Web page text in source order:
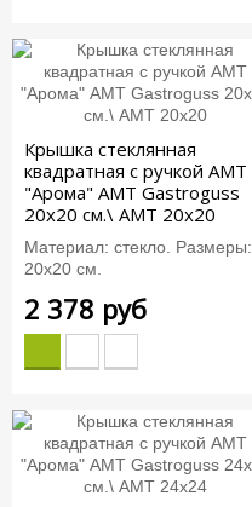
Крышка стеклянная
квадратная c ручкой АМТ
"Арома" AMT Gastroguss
20x20 см.\ AMT 20x20
Материал: стекло. Размеры:
20х20 см.
2 378 руб